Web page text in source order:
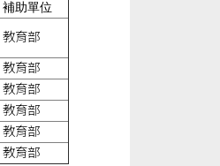
補助單位
教育部
教育部
教育部
教育部
教育部
教育部